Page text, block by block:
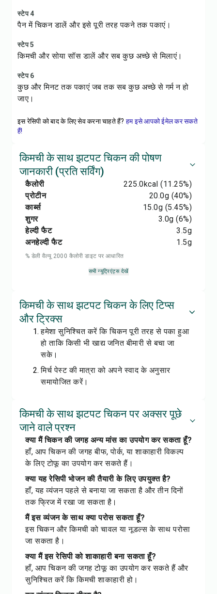
स्टेप 4
पैन में चिकन डालें और इसे पूरी तरह पकने तक पकाएं।
स्टेप 5
किमची और सोया सॉस डालें और सब कुछ अच्छे से मिलाएं।
स्टेप 6
कुछ और मिनट तक पकाएं जब तक सब कुछ अच्छे से गर्म न हो
जाए।
इस रेसिपी को बाद के लिए सेव करना चाहते हैं? हम इसे आपको ईमेल कर सकते
हैं!
किमची के साथ झटपट चिकन की पोषण
जानकारी (प्रति सर्विंग)
कैलोरी 225.0kcal (11.25%)
प्रोटीन
20.0g (40%)
कार्ब्स
15.0g (5.45%)
शुगर
3.0g (6%)
हेल्दी फैट
3.5g
अनहेल्दी फैट
1.5g
% डेली वैल्यू 2000 कैलोरी डाइट पर आधारित
सभी न्यूट्रिएंट्स देखें
किमची के साथ झटपट चिकन के लिए टिप्स
और ट्रिक्स
हमेशा सुनिश्चित करें कि चिकन पूरी तरह से पका हुआ
हो ताकि किसी भी खाद्य जनित बीमारी से बचा जा
सके।
मिर्च पेस्ट की मात्रा को अपने स्वाद के अनुसार
समायोजित करें।
किमची के साथ झटपट चिकन पर अक्सर पूछे
जाने वाले प्रश्न
क्या मैं चिकन की जगह अन्य मांस का उपयोग कर सकता हूँ?
हाँ, आप चिकन की जगह बीफ, पोर्क, या शाकाहारी विकल्प
के लिए टोफू का उपयोग कर सकते हैं।
क्या यह रेसिपी भोजन की तैयारी के लिए उपयुक्त है?
हाँ, यह व्यंजन पहले से बनाया जा सकता है और तीन दिनों
तक फ्रिज में रखा जा सकता है।
मैं इस व्यंजन के साथ क्या परोस सकता हूँ?
इस चिकन और किमची को चावल या नूडल्स के साथ परोसा
जा सकता है।
क्या मैं इस रेसिपी को शाकाहारी बना सकता हूँ?
हाँ, आप चिकन की जगह टोफू का उपयोग कर सकते हैं और
सुनिश्चित करें कि किमची शाकाहारी हो।